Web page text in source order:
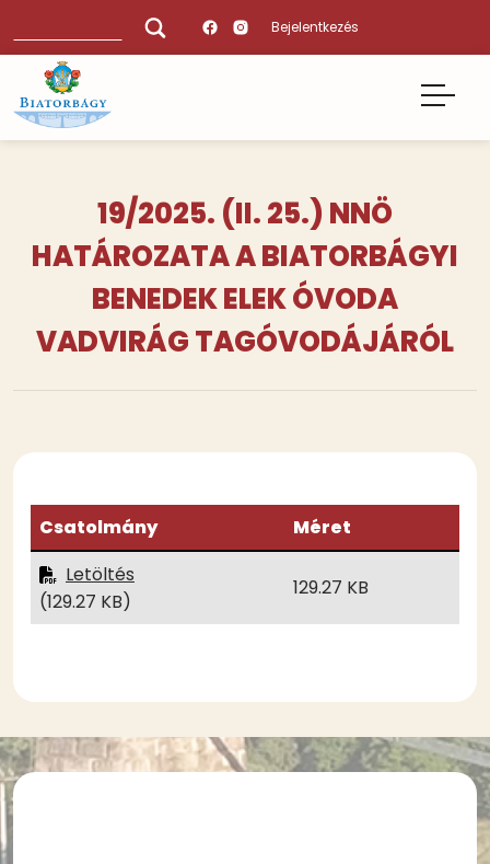
tartalomra
Bejelentkezés
19/2025. (II. 25.) NNÖ
HATÁROZATA A BIATORBÁGYI
BENEDEK ELEK ÓVODA
VADVIRÁG TAGÓVODÁJÁRÓL
Csatolmány
Méret
Letöltés
(129.27 KB)
129.27 KB